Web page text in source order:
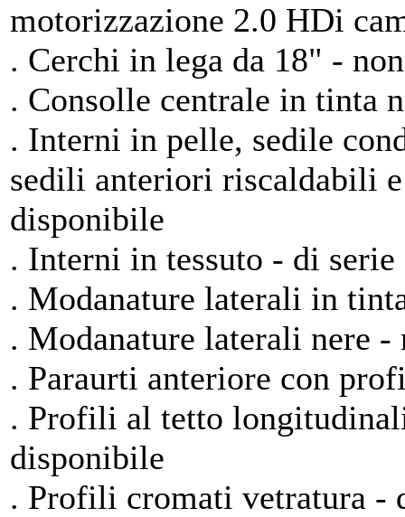
motorizzazione 2.0 HDi
. Cerchi in lega da 18" -
. Consolle centrale in tinta
. Interni in pelle, sedile
sedili anteriori riscaldabili
disponibile
. Interni in tessuto - di serie
. Modanature laterali in
. Modanature laterali nere
. Paraurti anteriore con
. Profili al tetto
disponibile
. Profili cromati vetratura -